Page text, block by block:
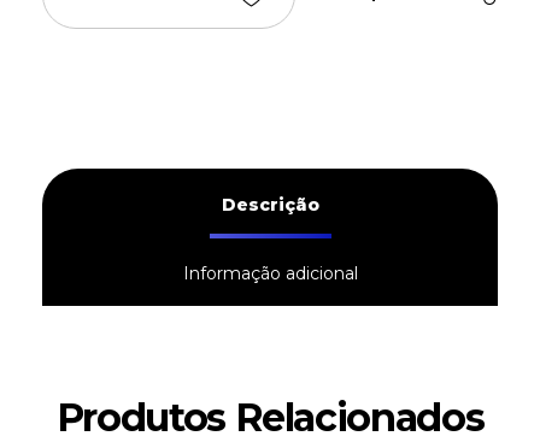
Descrição
Informação adicional
Produtos Relacionados